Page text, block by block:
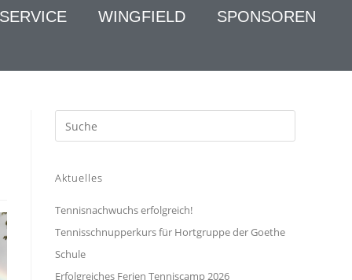
SERVICE WINGFIELD SPONSOREN
Aktuelles
Tennisnachwuchs erfolgreich!
Tennisschnupperkurs für Hortgruppe der Goethe
Schule
Erfolgreiches Ferien Tenniscamp 2026